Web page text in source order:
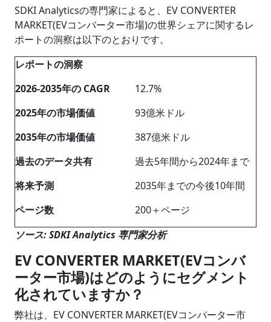
SDKI Analyticsの専門家によると、EV CONVERTER
MARKET(EVコンバーター市場)の世界シェアに関するレ
ポートの洞察は以下のとおりです。
レポートの洞察
2026-2035年の CAGR
12.7%
2025年の市場価値
93億米ドル
2035年の市場価値
387億米ドル
過去のデータ共有
過去5年間から2024年まで
将来予測
2035年までの今後10年間
ページ数
200＋ページ
ソース: SDKI Analytics 専門家分析
EV CONVERTER MARKET(EVコンバ
ーター市場)はどのようにセグメント
化されていますか？
弊社は、EV CONVERTER MARKET(EVコンバーター市